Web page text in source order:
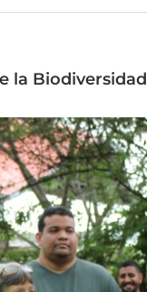
la Biodiversidad